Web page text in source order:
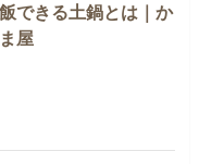
できる土鍋とは｜か
屋